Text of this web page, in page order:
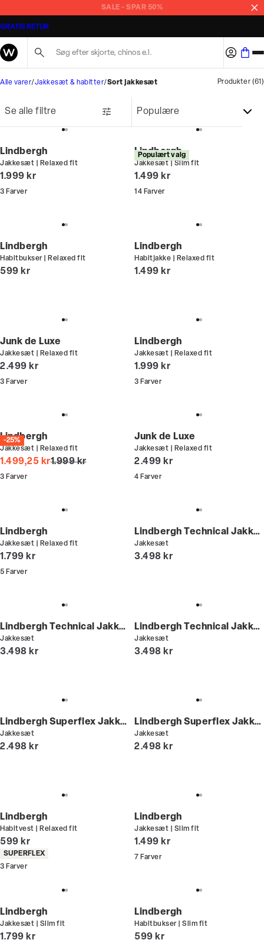
MASSER AF STYLES PÅ TILBUD
GRATIS RETUR
Alle varer Jakkesæt & habitter Sort jakkesæt Produkter (61 )
Se alle filtre
Lindbergh
Jakkesæt | Relaxed fit
I alt (inkl. rabat)
1.999 kr
3 Farver
Populært valg
Lindbergh
Jakkesæt | Slim fit
I alt (inkl. rabat)
1.499 kr
14 Farver
Lindbergh
Habitbukser | Relaxed fit
I alt (inkl. rabat)
599 kr
Lindbergh
Habitjakke | Relaxed fit
I alt (inkl. rabat)
1.499 kr
Junk de Luxe
Jakkesæt | Relaxed fit
I alt (inkl. rabat)
2.499 kr
3 Farver
Lindbergh
Jakkesæt | Relaxed fit
I alt (inkl. rabat)
1.999 kr
3 Farver
-25%
Lindbergh
Jakkesæt | Relaxed fit
1.499,25 krI alt (uden rabat)
1.999 kr
3 Farver
Junk de Luxe
Jakkesæt | Relaxed fit
I alt (inkl. rabat)
2.499 kr
4 Farver
Lindbergh
Jakkesæt | Relaxed fit
I alt (inkl. rabat)
1.799 kr
5 Farver
Lindbergh Technical Jakkesæt
Jakkesæt
I alt (inkl. rabat)
3.498 kr
Lindbergh Technical Jakkesæt | Kort model
Jakkesæt
I alt (inkl. rabat)
3.498 kr
Lindbergh Technical Jakkesæt
Jakkesæt
I alt (inkl. rabat)
3.498 kr
Lindbergh Superflex Jakkesæt | Kort model
Jakkesæt
I alt (inkl. rabat)
2.498 kr
Lindbergh Superflex Jakkesæt
Jakkesæt
I alt (inkl. rabat)
2.498 kr
Lindbergh
Habitvest | Relaxed fit
I alt (inkl. rabat)
599 kr
Produkt egenskaber
SUPERFLEX
3 Farver
Lindbergh
Jakkesæt | Slim fit
I alt (inkl. rabat)
1.499 kr
7 Farver
Lindbergh
Jakkesæt | Slim fit
I alt (inkl. rabat)
1.799 kr
Lindbergh
Habitbukser | Slim fit
I alt (inkl. rabat)
599 kr